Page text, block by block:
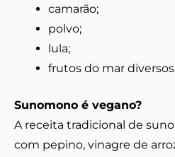
camarão;
polvo;
lula;
frutos do mar
Sunomono é vegano?
A receita tradicional de
com pepino, vinagre de